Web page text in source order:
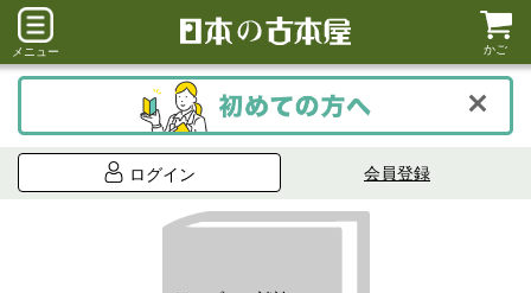
メニュー かご
ログイン 会員登録